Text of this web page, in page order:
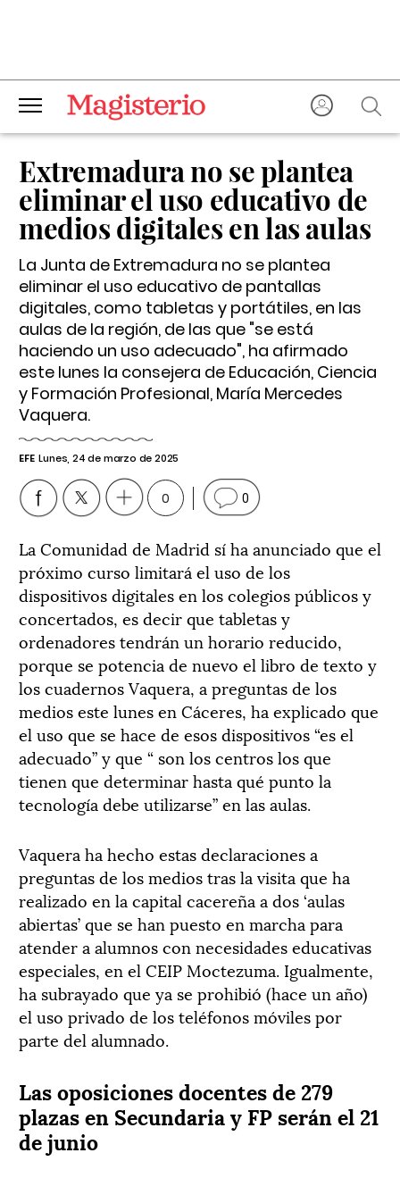
Extremadura no se plantea
eliminar el uso educativo de
medios digitales en las aulas
La Junta de Extremadura no se plantea
eliminar el uso educativo de pantallas
digitales, como tabletas y portátiles, en las
aulas de la región, de las que "se está
haciendo un uso adecuado", ha afirmado
este lunes la consejera de Educación, Ciencia
y Formación Profesional, María Mercedes
Vaquera.
EFE Lunes, 24 de marzo de 2025
0 0
La Comunidad de Madrid sí ha anunciado que el
próximo curso limitará el uso de los
dispositivos digitales en los colegios públicos y
concertados, es decir que tabletas y
ordenadores tendrán un horario reducido,
porque se potencia de nuevo el libro de texto y
los cuadernos Vaquera, a preguntas de los
medios este lunes en Cáceres, ha explicado que
el uso que se hace de esos dispositivos “es el
adecuado” y que “ son los centros los que
tienen que determinar hasta qué punto la
tecnología debe utilizarse” en las aulas.
Vaquera ha hecho estas declaraciones a
preguntas de los medios tras la visita que ha
realizado en la capital cacereña a dos ‘aulas
abiertas’ que se han puesto en marcha para
atender a alumnos con necesidades educativas
especiales, en el CEIP Moctezuma. Igualmente,
ha subrayado que ya se prohibió (hace un año)
el uso privado de los teléfonos móviles por
parte del alumnado.
Las oposiciones docentes de 279
plazas en Secundaria y FP serán el 21
de junio